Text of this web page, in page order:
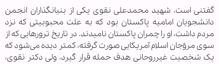
گفتنی است، شهید محمدعلی نقوی یکی از بنیانگذاران انجمن
دانشجویان امامیه پاکستان بود که به علت محبوبیتی که نزد
مردم داشت، او را چمران پاکستان نامیدند. در تاریخ ترورهایی که از
سوی مروّجان اسلام آمریکایی صورت گرفته، کمتر دیده می‌شود که
یک شخصیت غیرروحانی هدف حمله قرار گیرد، ولی دکتر نقوی،